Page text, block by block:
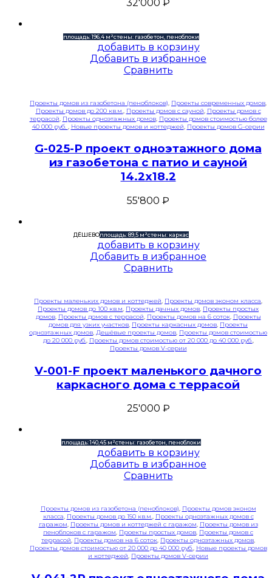
32'000 ₽
площадь: 196,4 м²стены: газобетон, пеноблоки
добавить в корзину
Добавить в избранное
Сравнить
Проекты домов из газобетона (пеноблоков) Проекты современных домов
Проекты домов до 200 кв.м.
Проекты домов с сауной Проекты домов с
террасой Проекты одноэтажных домов, Проекты домов стоимостью более
40 000 руб.
Новые проекты домов и коттеджей Проекты домов G-серии
G-025-P проект одноэтажного дома
из газобетона с патио и сауной
14.2х18.2
55'800 ₽
ДЁШЕВОплощадь: 89,5 м²стены: каркас
добавить в корзину
Добавить в избранное
Сравнить
Проекты маленьких домов и коттеджей, Проекты домов эконом класса,
Проекты домов до 100 кв.м, Проекты дачных домов, Проекты простых
домов, Проекты домов с террасой, Проекты домов на 6 соток, Проекты
домов для узких участков, Проекты каркасных домов, Проекты
одноэтажных домов, Дешёвые проекты домов, Проекты домов стоимостью
до 20 000 руб., Проекты домов стоимостью от 20 000 до 40 000 руб.,
Проекты домов V-серии
V-001-F проект маленького дачного
каркасного дома с террасой
25'000 ₽
площадь: 140,45 м²стены: газобетон, пеноблоки
добавить в корзину
Добавить в избранное
Сравнить
Проекты домов из газобетона (пеноблоков), Проекты домов эконом
класса, Проекты домов до 150 кв.м., Проекты одноэтажных домов с
гаражом, Проекты домов и коттеджей с гаражом, Проекты домов из
пеноблоков с гаражом, Проекты простых домов, Проекты домов с
террасой, Проекты домов на 6 соток, Проекты одноэтажных домов,
Проекты домов стоимостью от 20 000 до 40 000 руб., Новые проекты домов
и коттеджей, Проекты домов V-серии